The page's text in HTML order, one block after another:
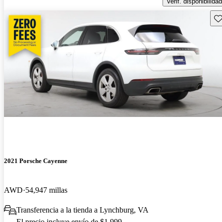
2021 Porsche Cayenne
AWD 54,947 millas
Transferencia a la tienda a Lynchburg, VA